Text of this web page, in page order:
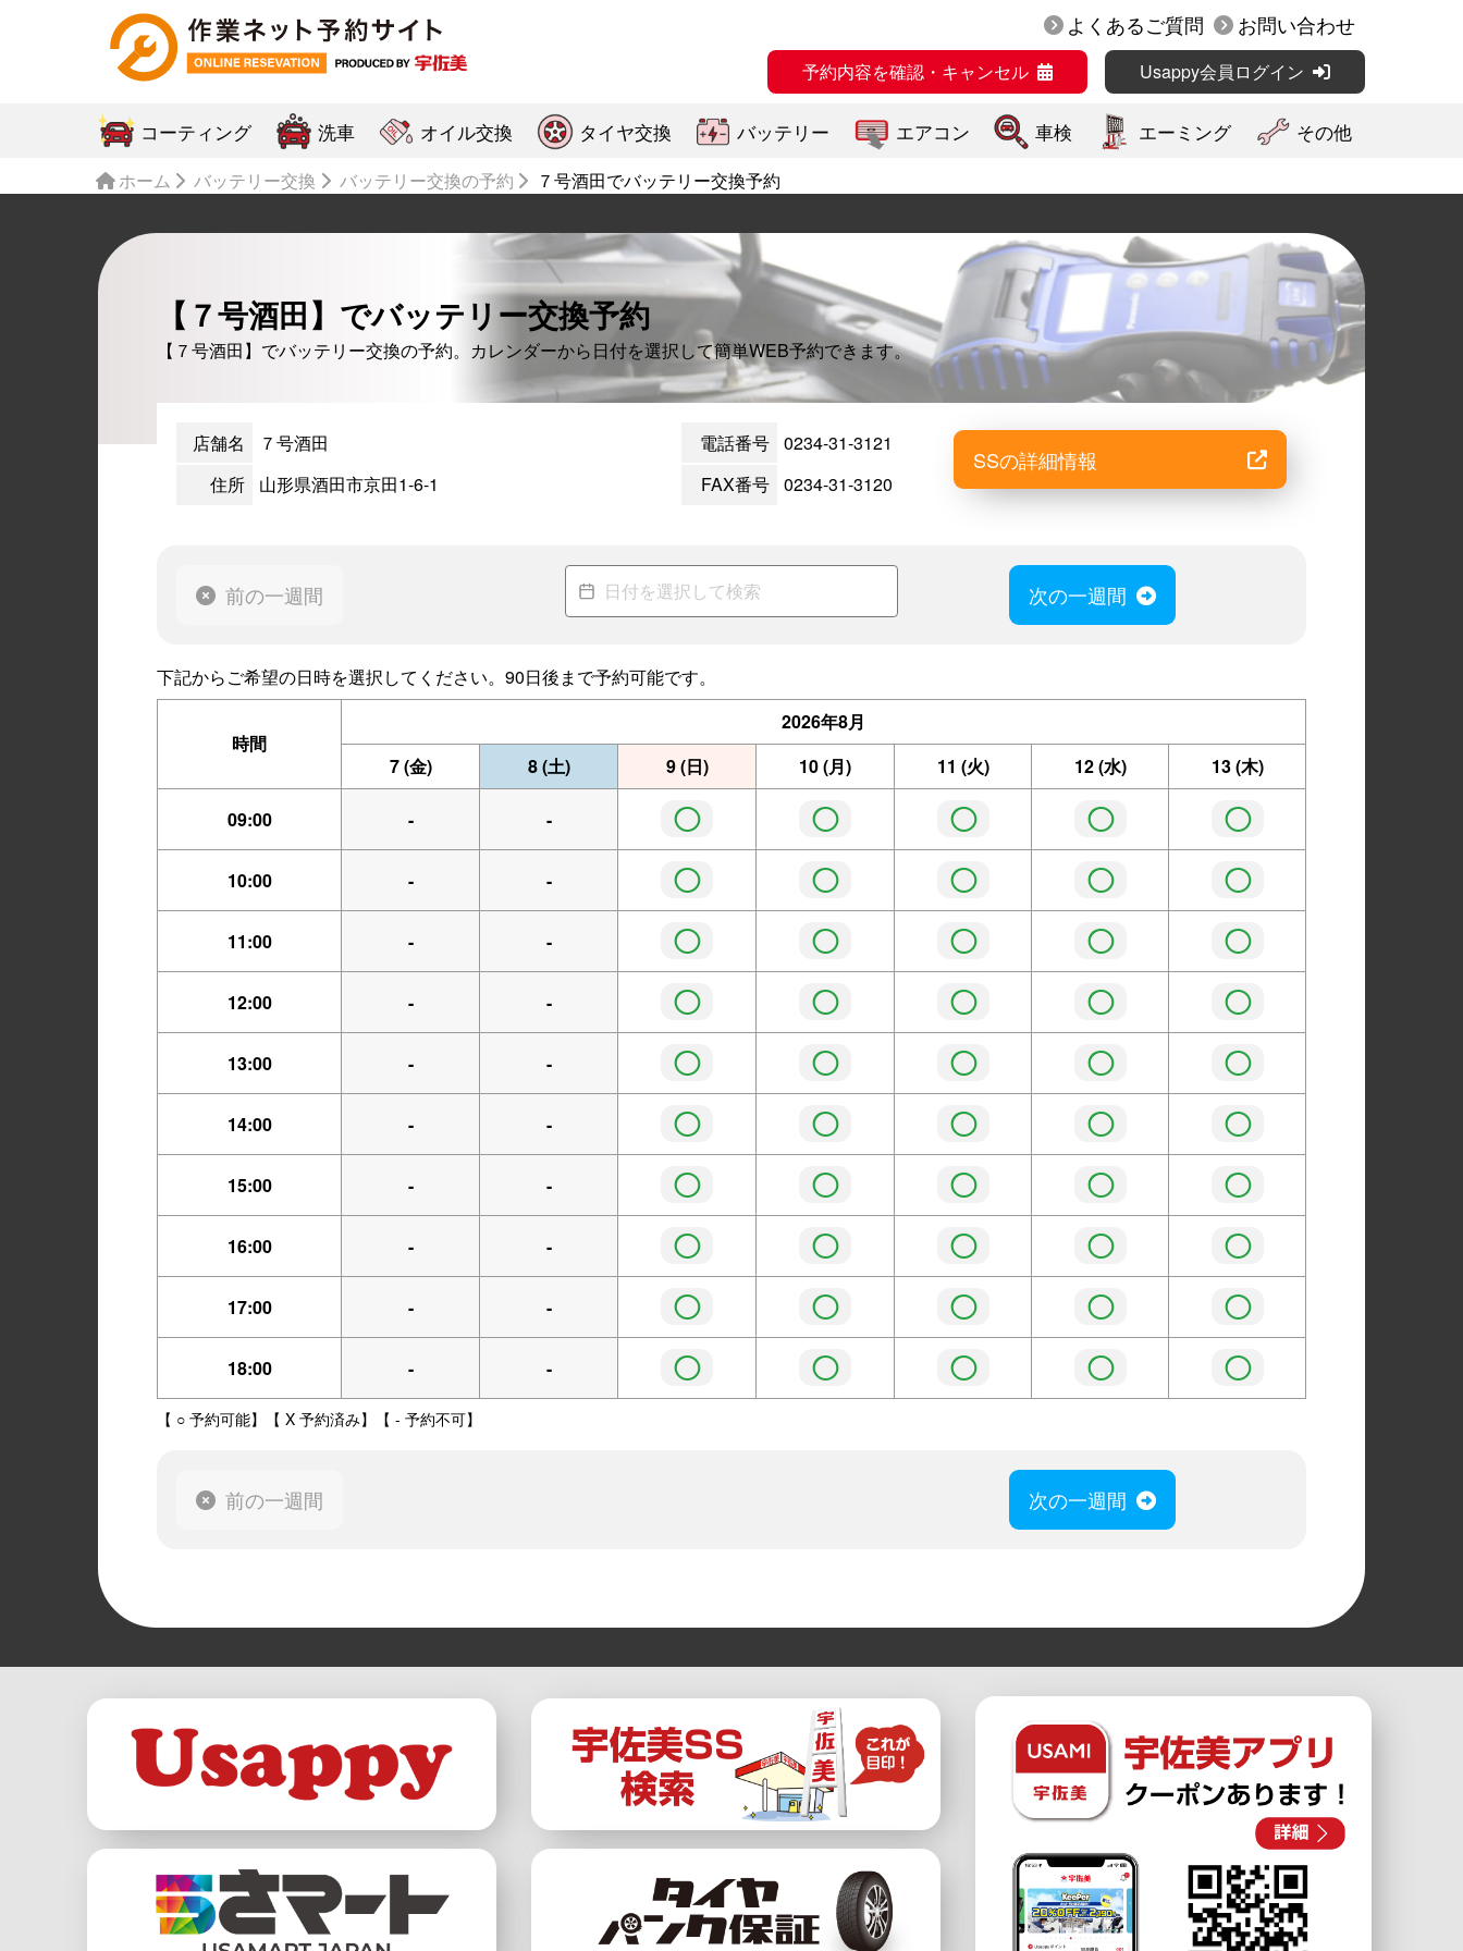
よくあるご質問 お問い合わせ
予約内容を確認・キャンセル Usappy会員ログイン
コーティング 洗車 オイル交換 タイヤ交換 バッテリー エアコン 車検 エーミング その他
ホーム バッテリー交換 バッテリー交換の予約 ７号酒田でバッテリー交換予約
【７号酒田】でバッテリー交換予約
【７号酒田】でバッテリー交換の予約。カレンダーから日付を選択して簡単WEB予約できます。
店舗名
７号酒田
住所
山形県酒田市京田1-6-1
電話番号 0234-31-3121
FAX番号 0234-31-3120
SSの詳細情報
前の一週間 次の一週間
下記からご希望の日時を選択してください。90日後まで予約可能です。
時間
2026年8月
7(金) 8(土) 9(日) 10(月) 11 (火) 12(水) 13(木)
09:00 - - ◯ ◯ ◯ ◯ ◯
10:00 - - ◯ ◯ ◯ ◯ ◯
11:00 - - ◯ ◯ ◯ ◯ ◯
12:00 - - ◯ ◯ ◯ ◯ ◯
13:00 - - ◯ ◯ ◯ ◯ ◯
14:00 - - ◯ ◯ ◯ ◯ ◯
15:00 - - ◯ ◯ ◯ ◯ ◯
16:00 - - ◯ ◯ ◯ ◯ ◯
17:00 - - ◯ ◯ ◯ ◯ ◯
18:00 - - ◯ ◯ ◯ ◯ ◯
【 ○ 予約可能】【 X 予約済み】【 - 予約不可】
前の一週間 次の一週間